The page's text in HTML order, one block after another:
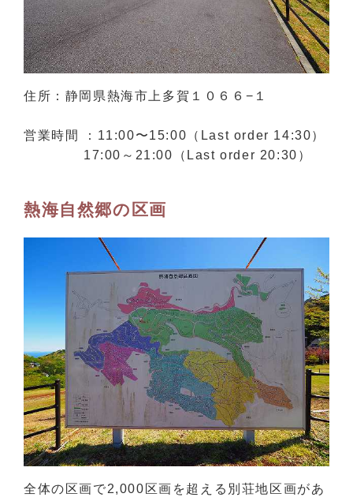
住所：静岡県熱海市上多賀１０６６−１
営業時間 ：11:00〜15:00（Last order 14:30）
17:00～21:00（Last order 20:30）
熱海自然郷の区画
全体の区画で2,000区画を超える別荘地区画があ